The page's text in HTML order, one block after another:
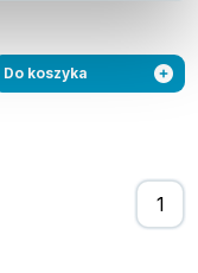
Do koszyka